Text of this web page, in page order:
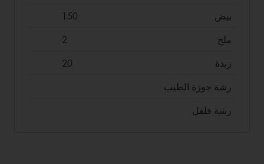
بیض
150
ملح
2
زبدة
20
رشة جوزة الطیب
رشة فلفل